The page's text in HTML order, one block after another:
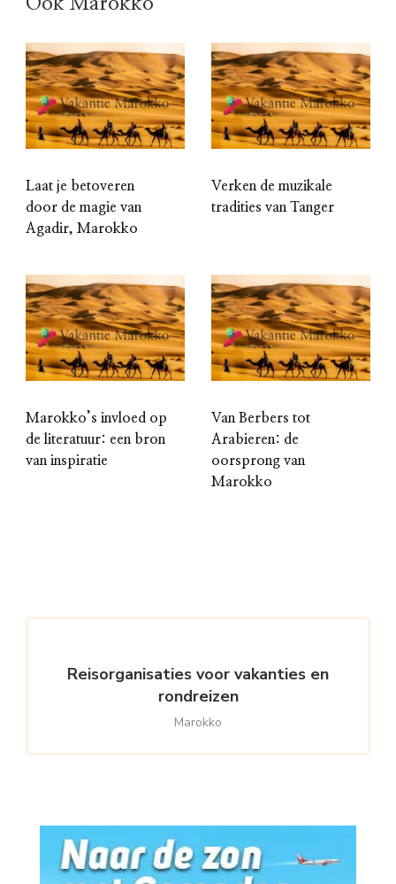
Laat je betoveren
door de magie van
Agadir, Marokko
Verken de muzikale
tradities van Tanger
Marokko’s invloed op
de literatuur: een bron
van inspiratie
Van Berbers tot
Arabieren: de
oorsprong van
Marokko
Reisorganisaties voor vakanties en
rondreizen
Marokko